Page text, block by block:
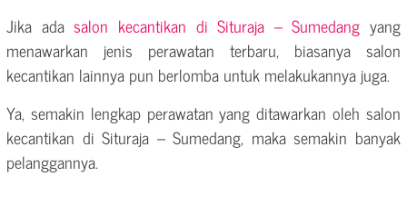
Jika ada salon kecantikan di Situraja – Sumedang yang
menawarkan jenis perawatan terbaru, biasanya salon
kecantikan lainnya pun berlomba untuk melakukannya juga.
Ya, semakin lengkap perawatan yang ditawarkan oleh salon
kecantikan di Situraja – Sumedang, maka semakin banyak
pelanggannya.